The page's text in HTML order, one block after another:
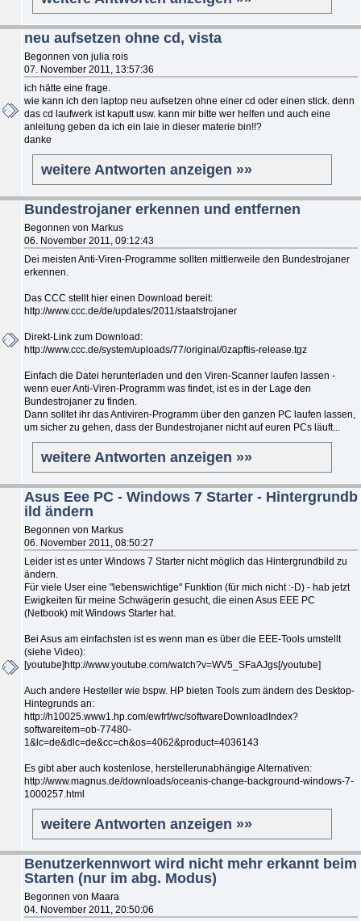
neu aufsetzen ohne cd, vista
Begonnen von julia rois
07. November 2011, 13:57:36
ich hätte eine frage.
wie kann ich den laptop neu aufsetzen ohne einer cd oder einen stick. denn
das cd laufwerk ist kaputt usw. kann mir bitte wer helfen und auch eine
anleitung geben da ich ein laie in dieser materie bin!!?
danke
weitere Antworten anzeigen »»
Bundestrojaner erkennen und entfernen
Begonnen von Markus
06. November 2011, 09:12:43
Dei meisten Anti-Viren-Programme sollten mittlerweile den Bundestrojaner
erkennen.
Das CCC stellt hier einen Download bereit:
http://www.ccc.de/de/updates/2011/staatstrojaner
Direkt-Link zum Download:
http://www.ccc.de/system/uploads/77/original/0zapftis-release.tgz
Einfach die Datei herunterladen und den Viren-Scanner laufen lassen -
wenn euer Anti-Viren-Programm was findet, ist es in der Lage den
Bundestrojaner zu finden.
Dann solltet ihr das Antiviren-Programm über den ganzen PC laufen lassen,
um sicher zu gehen, dass der Bundestrojaner nicht auf euren PCs läuft...
weitere Antworten anzeigen »»
Asus Eee PC - Windows 7 Starter - Hintergrundb
ild ändern
Begonnen von Markus
06. November 2011, 08:50:27
Leider ist es unter Windows 7 Starter nicht möglich das Hintergrundbild zu
ändern.
Für viele User eine "lebenswichtige" Funktion (für mich nicht :-D) - hab jetzt
Ewigkeiten für meine Schwägerin gesucht, die einen Asus EEE PC
(Netbook) mit Windows Starter hat.
Bei Asus am einfachsten ist es wenn man es über die EEE-Tools umstellt
(siehe Video):
[youtube]http://www.youtube.com/watch?v=WV5_SFaAJgs[/youtube]
Auch andere Hesteller wie bspw. HP bieten Tools zum ändern des Desktop-
Hintegrunds an:
http://h10025.www1.hp.com/ewfrf/wc/softwareDownloadIndex?
softwareitem=ob-77480-
1&lc=de&dlc=de&cc=ch&os=4062&product=4036143
Es gibt aber auch kostenlose, herstellerunabhängige Alternativen:
http://www.magnus.de/downloads/oceanis-change-background-windows-7-
1000257.html
weitere Antworten anzeigen »»
Benutzerkennwort wird nicht mehr erkannt beim
Starten (nur im abg. Modus)
Begonnen von Maara
04. November 2011, 20:50:06